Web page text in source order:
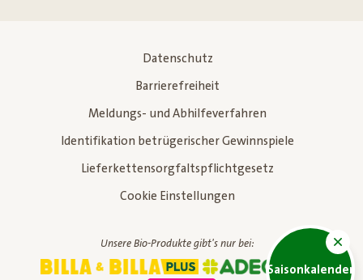
Saisonkalender
Datenschutz
Barrierefreiheit
Meldungs- und Abhilfeverfahren
Identifikation betrügerischer Gewinnspiele
Lieferkettensorgfaltspflichtgesetz
Cookie Einstellungen
Unsere Bio-Produkte gibt's nur bei: